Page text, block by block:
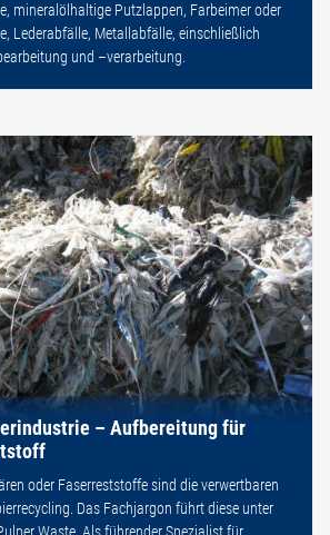
mineralölhaltige Putzlappen, Farbeimer oder
Lederabfälle, Metallabfälle, einschließlich
und –verarbeitung.
– Aufbereitung für
oder Faserreststoffe sind die verwertbaren
Das Fachjargon führt diese unter